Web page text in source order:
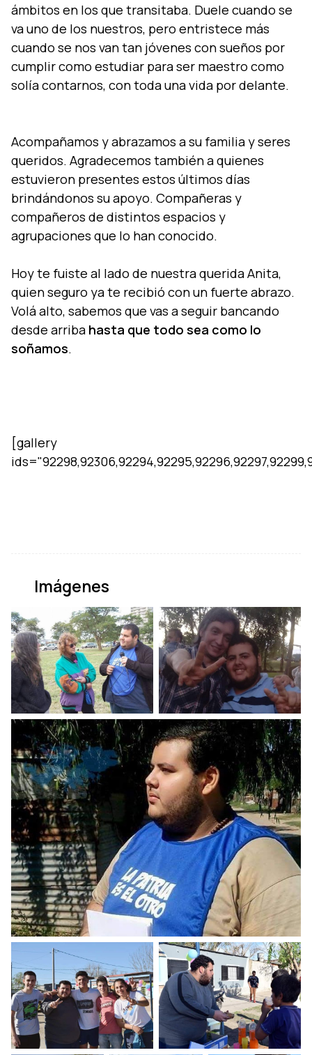
ámbitos en los que transitaba. Duele cuando se
va uno de los nuestros, pero entristece más
cuando se nos van tan jóvenes con sueños por
cumplir como estudiar para ser maestro como
solía contarnos, con toda una vida por delante.
Acompañamos y abrazamos a su familia y seres
queridos. Agradecemos también a quienes
estuvieron presentes estos últimos días
brindándonos su apoyo. Compañeras y
compañeros de distintos espacios y
agrupaciones que lo han conocido.
Hoy te fuiste al lado de nuestra querida Anita,
quien seguro ya te recibió con un fuerte abrazo.
Volá alto, sabemos que vas a seguir bancando
desde arriba hasta que todo sea como lo
soñamos.
[gallery
Imágenes